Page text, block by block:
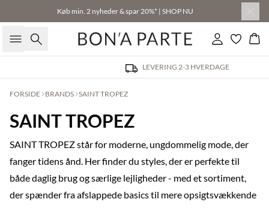
Køb min. 2 nyheder & spar 20%* | SHOP NU
Søg Log ind
LEVERING 2-3 HVERDAGE
FORSIDE BRANDS SAINT TROPEZ
SAINT TROPEZ
SAINT TROPEZ står for moderne, ungdommelig mode, der
fanger tidens ånd. Her finder du styles, der er perfekte til
både daglig brug og særlige lejligheder - med et sortiment,
der spænder fra afslappede basics til mere opsigtsvækkende